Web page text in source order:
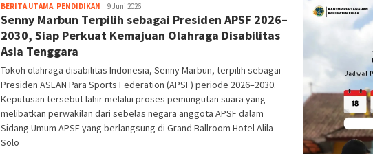
BERITA UTAMA, PENDIDIKAN bg-
admin
9 Juni 2026
Senny Marbun Terpilih sebagai Presiden APSF 2026–
2030, Siap Perkuat Kemajuan Olahraga Disabilitas
Asia Tenggara
Tokoh olahraga disabilitas Indonesia, Senny Marbun, terpilih sebagai
Presiden ASEAN Para Sports Federation (APSF) periode 2026–2030.
Keputusan tersebut lahir melalui proses pemungutan suara yang
melibatkan perwakilan dari sebelas negara anggota APSF dalam
Sidang Umum APSF yang berlangsung di Grand Ballroom Hotel Alila
Solo